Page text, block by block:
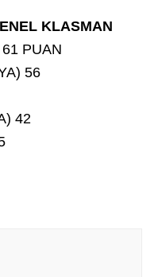
KLASMAN
PUAN
56
42